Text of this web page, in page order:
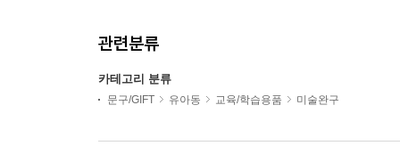
관련분류
카테고리 분류
문구/GIFT 유아동 교육/학습용품 미술완구